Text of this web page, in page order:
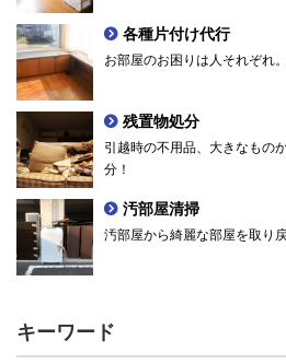
各種片付け代行
お部屋のお困りは人それぞれ
残置物処分
引越時の不用品、大きなもの
分！
汚部屋清掃
汚部屋から綺麗な部屋を取り
キーワード